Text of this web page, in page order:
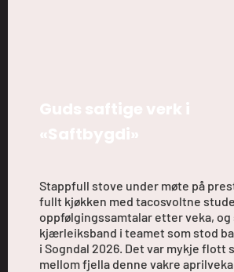
Stappfull stove under møte på
fullt kjøkken med tacosvoltne
oppfølgingssamtalar etter veka,
kjærleiksband i teamet som stod
i Sogndal 2026. Det var mykje flott
mellom fjella denne vakre